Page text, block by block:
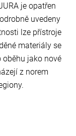
je opatřen
uvedeny
lze přístroje
materiály se
oběhu jako nové
z norem